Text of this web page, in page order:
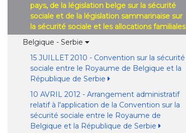
pays, de la législation belge sur la sécurité
sociale et de la législation sammarinaise sur
la sécurité sociale et les allocations familiales
Belgique - Serbie
15 JUILLET 2010 - Convention sur la sécurité
sociale entre le Royaume de Belgique et la
République de Serbie
10 AVRIL 2012 - Arrangement administratif
relatif à l'application de la Convention sur la
sécurité sociale entre le Royaume de
Belgique et la République de Serbie